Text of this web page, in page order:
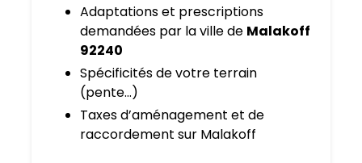
Adaptations et prescriptions
demandées par la ville de Malakoff
92240
Spécificités de votre terrain
(pente…)
Taxes d’aménagement et de
raccordement sur Malakoff